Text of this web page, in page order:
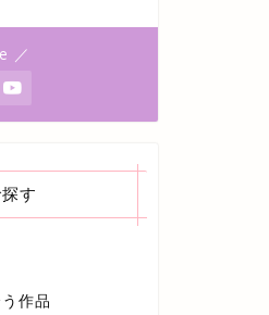
／
す
作品